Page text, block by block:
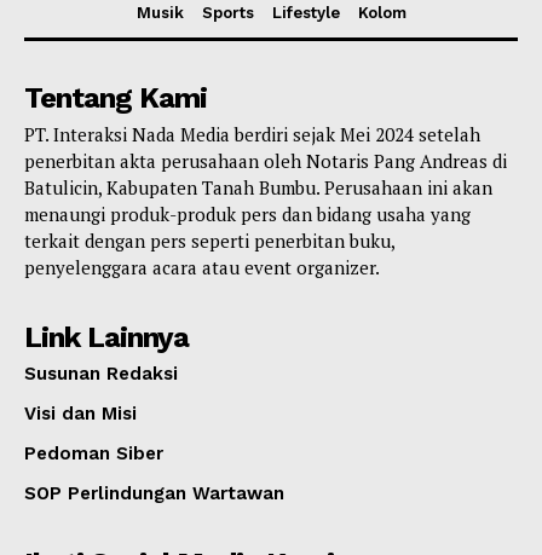
Musik
Sports Lifestyle Kolom
Tentang Kami
PT. Interaksi Nada Media berdiri sejak Mei 2024 setelah
penerbitan akta perusahaan oleh Notaris Pang Andreas di
Batulicin, Kabupaten Tanah Bumbu. Perusahaan ini akan
menaungi produk-produk pers dan bidang usaha yang
terkait dengan pers seperti penerbitan buku,
penyelenggara acara atau event organizer.
Link Lainnya
Susunan Redaksi
Visi dan Misi
Pedoman Siber
SOP Perlindungan Wartawan